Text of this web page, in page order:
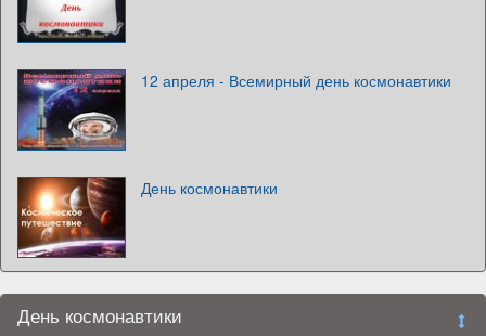
12 апреля - Всемирный день космонавтики
День космонавтики
День космонавтики